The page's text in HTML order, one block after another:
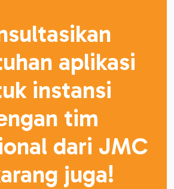
aplikasi
instansi
tim
dari JMC
juga!